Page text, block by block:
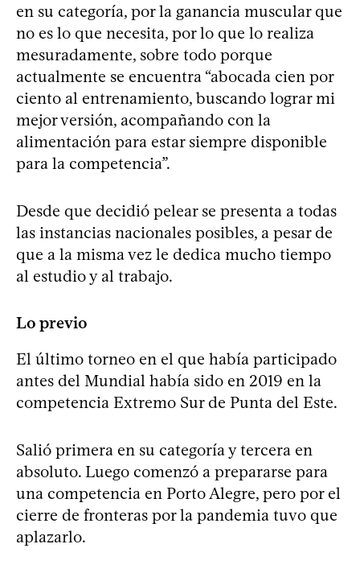
en su categoría, por la ganancia muscular que
no es lo que necesita, por lo que lo realiza
mesuradamente, sobre todo porque
actualmente se encuentra “abocada cien por
ciento al entrenamiento, buscando lograr mi
mejor versión, acompañando con la
alimentación para estar siempre disponible
para la competencia”.
Desde que decidió pelear se presenta a todas
las instancias nacionales posibles, a pesar de
que a la misma vez le dedica mucho tiempo
al estudio y al trabajo.
Lo previo
El último torneo en el que había participado
antes del Mundial había sido en 2019 en la
competencia Extremo Sur de Punta del Este.
Salió primera en su categoría y tercera en
absoluto. Luego comenzó a prepararse para
una competencia en Porto Alegre, pero por el
cierre de fronteras por la pandemia tuvo que
aplazarlo.